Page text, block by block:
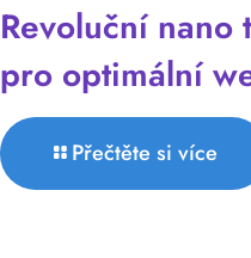
Revoluční nano
pro optimální
Přečtěte si více